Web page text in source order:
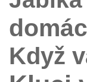
Když